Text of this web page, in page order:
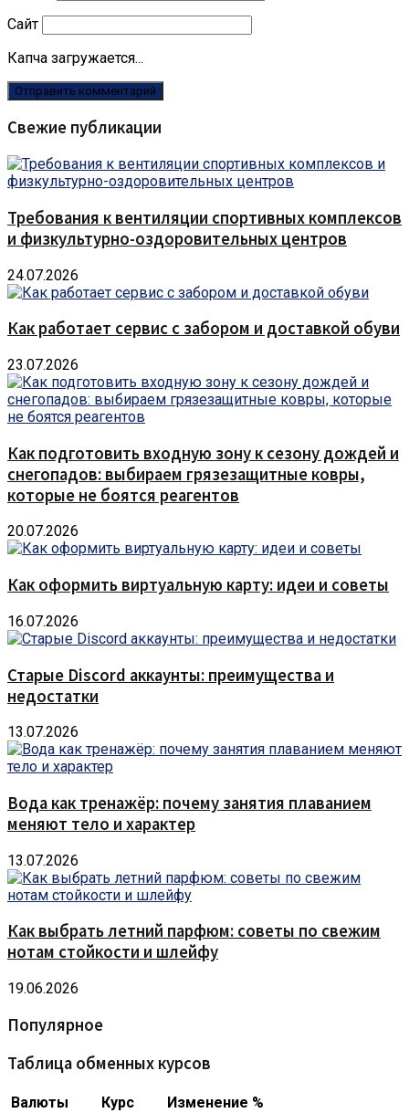
Сайт
Капча загружается...
Свежие публикации
Требования к вентиляции спортивных комплексов
и физкультурно-оздоровительных центров
24.07.2026
Как работает сервис с забором и доставкой обуви
23.07.2026
Как подготовить входную зону к сезону дождей и
снегопадов: выбираем грязезащитные ковры,
которые не боятся реагентов
20.07.2026
Как оформить виртуальную карту: идеи и советы
16.07.2026
Старые Discord аккаунты: преимущества и
недостатки
13.07.2026
Вода как тренажёр: почему занятия плаванием
меняют тело и характер
13.07.2026
Как выбрать летний парфюм: советы по свежим
нотам стойкости и шлейфу
19.06.2026
Популярное
Таблица обменных курсов
Валюты Курс
Изменение %